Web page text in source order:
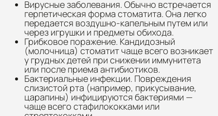
Вирусные заболевания. Обычно встречается
герпетическая форма стоматита. Она легко
передается воздушно-капельным путем или
через игрушки и предметы обихода.
Грибковое поражение. Кандидозный
(молочница) стоматит чаще всего возникает
у грудных детей при снижении иммунитета
или после приема антибиотиков.
Бактериальные инфекции. Повреждения
слизистой рта (например, прикусывание,
царапины) инфицируются бактериями —
чаще всего стафилококками или